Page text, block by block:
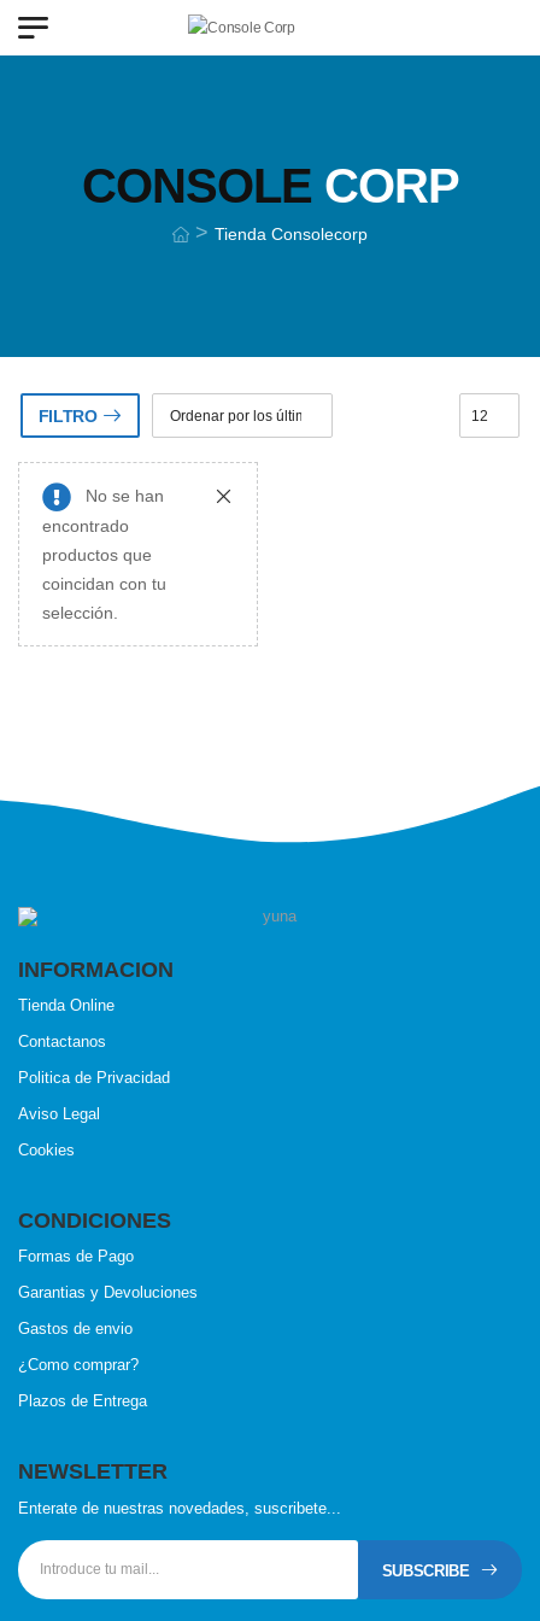
CONSOLE CORP
> Tienda Consolecorp
FILTRO
No se han
encontrado
productos que
coincidan con tu
selección.
INFORMACION
Tienda Online
Contactanos
Politica de Privacidad
Aviso Legal
Cookies
CONDICIONES
Formas de Pago
Garantias y Devoluciones
Gastos de envio
¿Como comprar?
Plazos de Entrega
NEWSLETTER
Enterate de nuestras novedades, suscribete...
SUBSCRIBE